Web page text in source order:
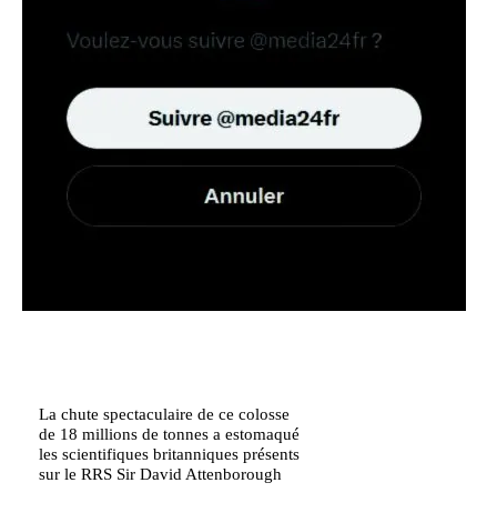
La chute spectaculaire de ce colosse
de 18 millions de tonnes a estomaqué
les scientifiques britanniques présents
sur le RRS Sir David Attenborough